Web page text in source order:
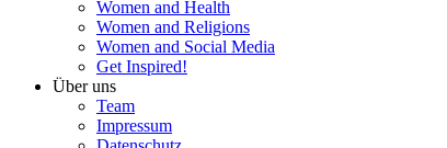
Women and Health
Women and Religions
Women and Social Media
Get Inspired!
Über uns
Team
Impressum